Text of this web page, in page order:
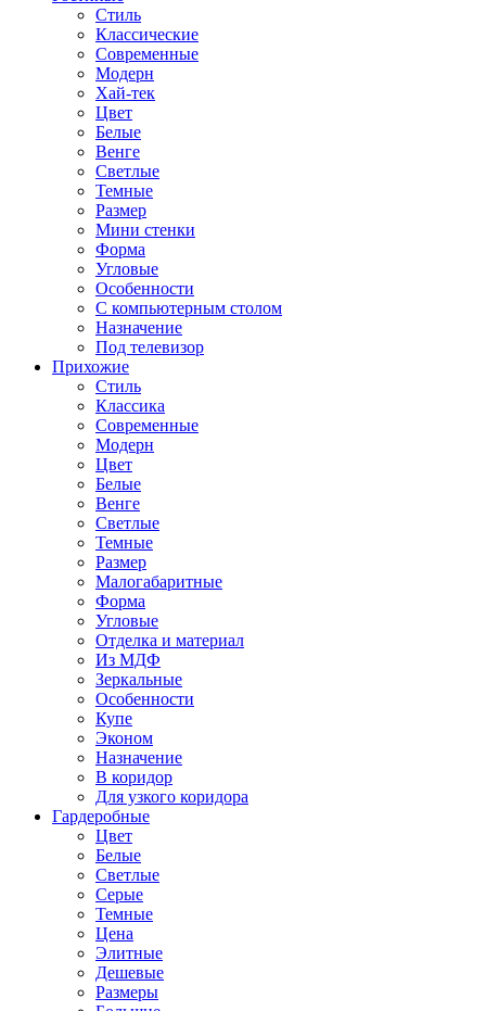
Стиль
Классические
Современные
Модерн
Хай-тек
Цвет
Белые
Венге
Светлые
Темные
Размер
Мини стенки
Форма
Угловые
Особенности
С компьютерным столом
Назначение
Под телевизор
Прихожие
Стиль
Классика
Современные
Модерн
Цвет
Белые
Венге
Светлые
Темные
Размер
Малогабаритные
Форма
Угловые
Отделка и материал
Из МДФ
Зеркальные
Особенности
Купе
Эконом
Назначение
В коридор
Для узкого коридора
Гардеробные
Цвет
Белые
Светлые
Серые
Темные
Цена
Элитные
Дешевые
Размеры